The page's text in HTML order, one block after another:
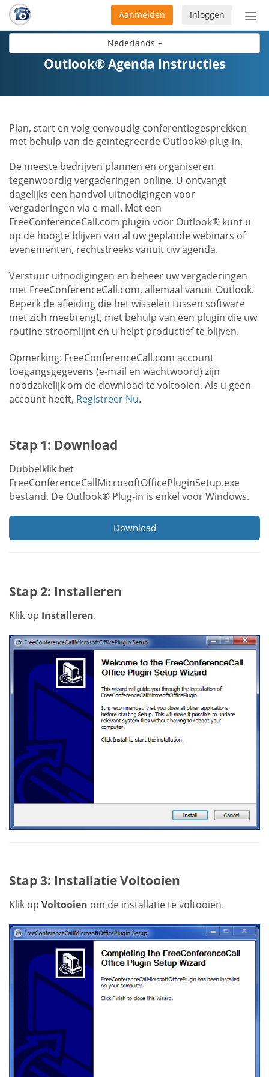
Nederlands
Inloggen
Aanmelden
Outlook® Agenda Instructies
Plan, start en volg eenvoudig conferentiegesprekken
met behulp van de geïntegreerde Outlook® plug-in.
De meeste bedrijven plannen en organiseren
tegenwoordig vergaderingen online. U ontvangt
dagelijks een handvol uitnodigingen voor
vergaderingen via e-mail. Met een
FreeConferenceCall.com plugin voor Outlook® kunt u
op de hoogte blijven van al uw geplande webinars of
evenementen, rechtstreeks vanuit uw agenda.
Verstuur uitnodigingen en beheer uw vergaderingen
met FreeConferenceCall.com, allemaal vanuit Outlook.
Beperk de afleiding die het wisselen tussen software
met zich meebrengt, met behulp van een plugin die uw
routine stroomlijnt en u helpt productief te blijven.
Opmerking: FreeConferenceCall.com account
toegangsgegevens (e-mail en wachtwoord) zijn
noodzakelijk om de download te voltooien. Als u geen
account heeft, Registreer Nu.
Stap 1: Download
Dubbelklik het
FreeConferenceCallMicrosoftOfficePluginSetup.exe
bestand. De Outlook® Plug-in is enkel voor Windows.
Download
Stap 2: Installeren
Klik op Installeren.
Stap 3: Installatie Voltooien
Klik op Voltooien om de installatie te voltooien.